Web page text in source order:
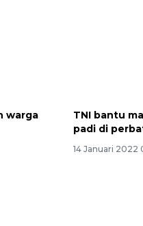
warga
TNI bantu
padi di
14 Januari 2022
160 ribu
jaringan gas 2026